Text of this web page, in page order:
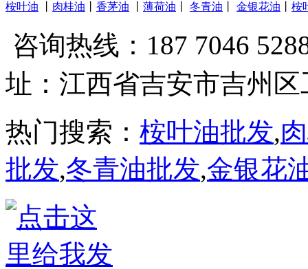
桉叶油 肉桂油 香茅油 薄荷油 冬青油 金银花油 桉
咨询热线：187 7046
址：江西省吉安市吉州
热门搜索： 桉叶油批发,
批发,冬青油批发,金银花